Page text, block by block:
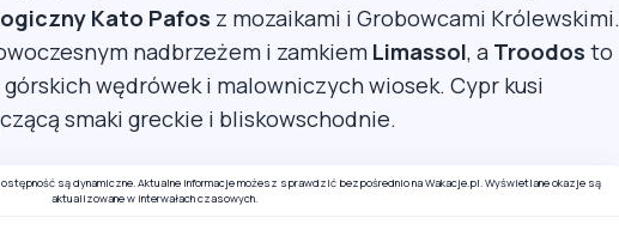
Kato Pafos z mozaikami i Grobowcami Królewskimi.
nadbrzeżem i zamkiem Limassol, a Troodos to
wędrówek i malowniczych wiosek. Cypr kusi
smaki greckie i bliskowschodnie.
są dynamiczne. Aktualne informacje możesz sprawdzić bezpośrednio na Wakacje.pl. Wyświetlane okazje są
aktualizowane w interwałach czasowych.